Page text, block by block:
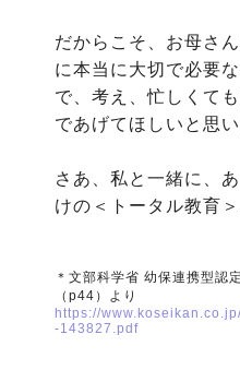
だからこそ、お母さ
に本当に大切で必要
で、考え、忙しくて
であげてほしいと思い
さあ、私と一緒に、
けの＜トータル教育
＊文部科学省 幼保連携型認
（p44）より
https://
-143827.pdf